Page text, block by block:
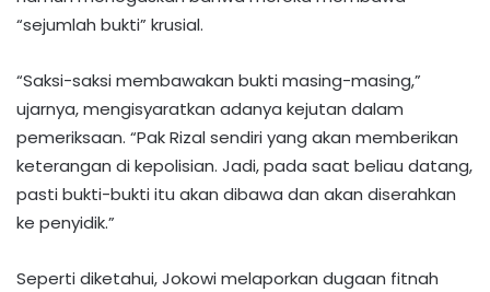
“sejumlah bukti” krusial.
“Saksi-saksi membawakan bukti masing-masing,”
ujarnya, mengisyaratkan adanya kejutan dalam
pemeriksaan. “Pak Rizal sendiri yang akan memberikan
keterangan di kepolisian. Jadi, pada saat beliau datang,
pasti bukti-bukti itu akan dibawa dan akan diserahkan
ke penyidik.”
Seperti diketahui, Jokowi melaporkan dugaan fitnah